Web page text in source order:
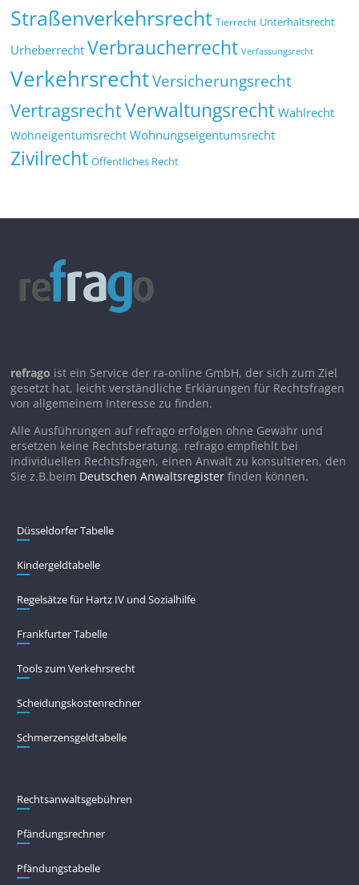
Straßenverkehrsrecht Tierrecht Unterhaltsrecht
Urheberrecht Verbraucherrecht Verfassungsrecht
VerkehrsrechtVersicherungsrecht
VertragsrechtVerwaltungsrecht Wahlrecht
Wohneigentumsrecht Wohnungseigentumsrecht
Zivilrecht Öffentliches Recht
refrago ist ein Service der ra-online GmbH, der sich zum Ziel
gesetzt hat, leicht verständliche Erklärungen für Rechtsfragen
von allgemeinem Interesse zu finden.
Alle Ausführungen auf refrago erfolgen ohne Gewähr und
ersetzen keine Rechtsberatung. refrago empfiehlt bei
individuellen Rechtsfragen, einen Anwalt zu konsultieren, den
Sie z.B.beim Deutschen Anwaltsregister finden können.
Düsseldorfer Tabelle
Kindergeldtabelle
Regelsätze für Hartz IV und Sozialhilfe
Frankfurter Tabelle
Tools zum Verkehrsrecht
Scheidungskostenrechner
Schmerzensgeldtabelle
Rechtsanwaltsgebühren
Pfändungs­rechner
Pfändungs­tabelle